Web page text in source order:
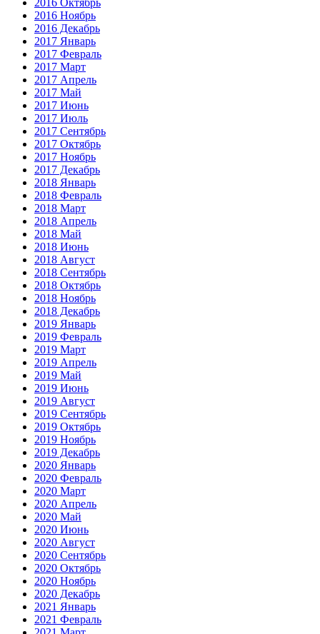
2016 Октябрь
2016 Ноябрь
2016 Декабрь
2017 Январь
2017 Февраль
2017 Март
2017 Апрель
2017 Май
2017 Июнь
2017 Июль
2017 Сентябрь
2017 Октябрь
2017 Ноябрь
2017 Декабрь
2018 Январь
2018 Февраль
2018 Март
2018 Апрель
2018 Май
2018 Июнь
2018 Август
2018 Сентябрь
2018 Октябрь
2018 Ноябрь
2018 Декабрь
2019 Январь
2019 Февраль
2019 Март
2019 Апрель
2019 Май
2019 Июнь
2019 Август
2019 Сентябрь
2019 Октябрь
2019 Ноябрь
2019 Декабрь
2020 Январь
2020 Февраль
2020 Март
2020 Апрель
2020 Май
2020 Июнь
2020 Август
2020 Сентябрь
2020 Октябрь
2020 Ноябрь
2020 Декабрь
2021 Январь
2021 Февраль